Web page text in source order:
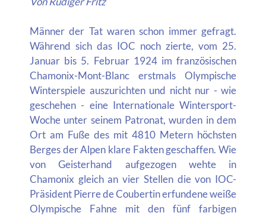
Männer der Tat waren schon immer gefragt.
Während sich das IOC noch zierte, vom 25.
Januar bis 5. Februar 1924 im französischen
Chamonix-Mont-Blanc erstmals Olympische
Winterspiele auszurichten und nicht nur - wie
geschehen - eine Internationale Wintersport-
Woche unter seinem Patronat, wurden in dem
Ort am Fuße des mit 4810 Metern höchsten
Berges der Alpen klare Fakten geschaffen. Wie
von Geisterhand aufgezogen wehte in
Chamonix gleich an vier Stellen die von IOC-
Präsident Pierre de Coubertin erfundene weiße
Olympische Fahne mit den fünf farbigen